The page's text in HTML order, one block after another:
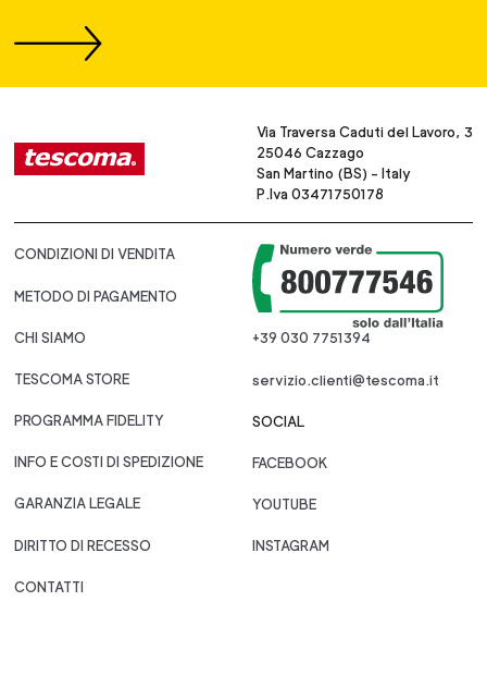
Via Traversa Caduti del Lavoro, 3
25046 Cazzago
San Martino (BS) - Italy
P.Iva 03471750178
CONDIZIONI DI VENDITA
METODO DI PAGAMENTO
CHI SIAMO
TESCOMA STORE
PROGRAMMA FIDELITY
INFO E COSTI DI SPEDIZIONE
GARANZIA LEGALE
DIRITTO DI RECESSO
CONTATTI
+39 030 7751394
servizio.clienti@tescoma.it
SOCIAL
FACEBOOK
YOUTUBE
INSTAGRAM